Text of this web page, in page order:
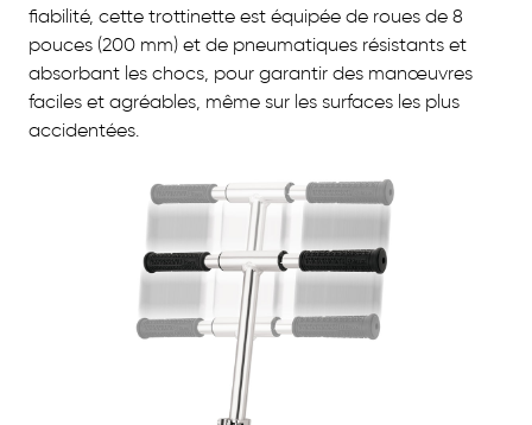
fiabilité, cette trottinette est équipée de roues de 8
pouces (200 mm) et de pneumatiques résistants et
absorbant les chocs, pour garantir des manœuvres
faciles et agréables, même sur les surfaces les plus
accidentées.